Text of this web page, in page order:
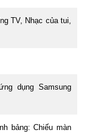
TV, Nhạc của tui,
dụng Samsung
bảng: Chiếu màn